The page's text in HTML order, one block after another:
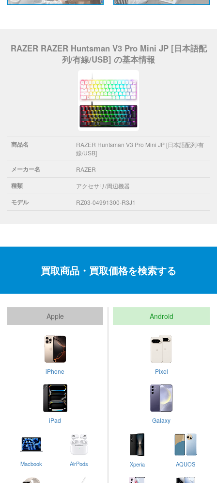
RAZER RAZER Huntsman V3 Pro Mini JP [日本語配
列/有線/USB] の基本情報
商品名
RAZER Huntsman V3 Pro Mini JP [日本語配列/有
線/USB]
メーカー名 RAZER
種類 アクセサリ/周辺機器
モデル RZ03-04991300-R3J1
買取商品・買取価格を検索する
Apple
iPhone
iPad
Macbook AirPods
Android
Pixel
Galaxy
Xperia AQUOS